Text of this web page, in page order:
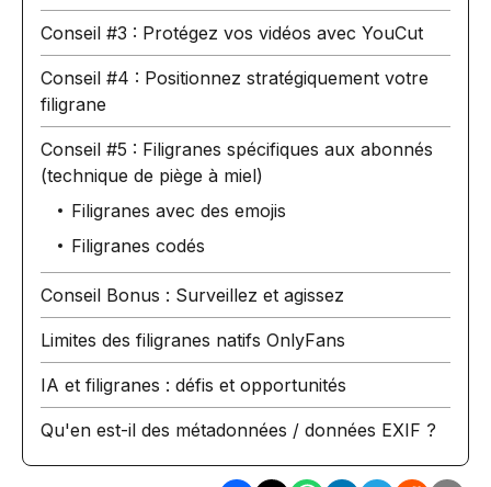
Conseil #3 : Protégez vos vidéos avec YouCut
Conseil #4 : Positionnez stratégiquement votre
filigrane
Conseil #5 : Filigranes spécifiques aux abonnés
(technique de piège à miel)
Filigranes avec des emojis
Filigranes codés
Conseil Bonus : Surveillez et agissez
Limites des filigranes natifs OnlyFans
IA et filigranes : défis et opportunités
Qu'en est-il des métadonnées / données EXIF ?